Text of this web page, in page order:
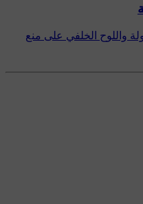
واللوح الخلفي على منع